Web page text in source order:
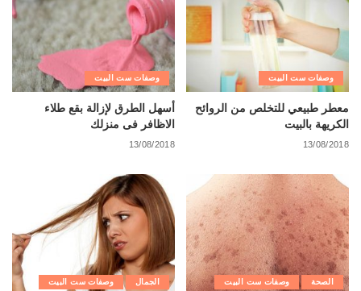
وصفات ست البيت
معطر طبيعي للتخلص من الروائح
الكريهة بالبيت
13/08/2018
وصفات ست البيت
أسهل الطرق لإزالة بقع طلاء
الاظافر فى منزلك
13/08/2018
الصحة وصفات ست البيت الجمال وصفات ست البيت